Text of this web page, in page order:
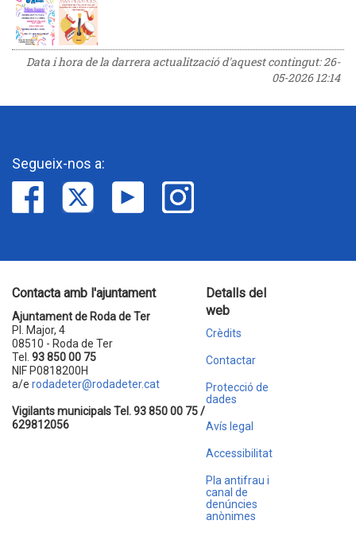
Data i hora de la darrera actualització d'aquest contingut:26-
05-2026 12:14
Segueix-nos a:
Contacta amb l'ajuntament
Ajuntament de Roda de Ter
Pl. Major, 4
08510 - Roda de Ter
Tel. 93 850 00 75
NIF P0818200H
a/e rodadeter@rodadeter.cat
Vigilants municipals Tel. 93 850 00 75 /
629812056
Detalls del
web
Crèdits
Contactar
Protecció de
dades
Avís legal
Accessibilitat
Pla antifrau i
canal de
denúncies
anònimes